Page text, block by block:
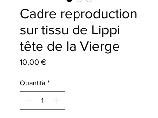
Cadre reproduction
sur tissu de Lippi
tête de la Vierge
10,00 €Prezzo
Quantità *